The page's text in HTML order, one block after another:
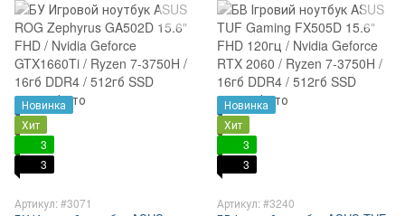
Новинка
Хит
3
3
Артикул: #3071
Новинка
Хит
3
3
Артикул: #3240